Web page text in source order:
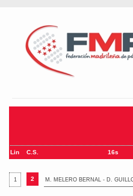
Lin C.S. 16s
1 2 M. MELERO BERNAL - D.